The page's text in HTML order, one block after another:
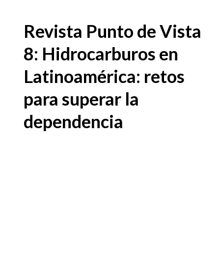
Revista Punto de Vista
8: Hidrocarburos en
Latinoamérica: retos
para superar la
dependencia